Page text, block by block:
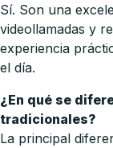
Sí. Son una
videollamadas y
experiencia
el día.
¿En qué se
tradicionales?
La principal